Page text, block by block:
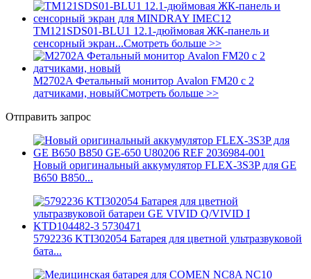
TM121SDS01-BLU1 12.1-дюймовая ЖК-панель и
сенсорный экран...Смотреть больше >>
M2702A Фетальный монитор Avalon FM20 с 2
датчиками, новыйСмотреть больше >>
Отправить запрос
Новый оригинальный аккумулятор FLEX-3S3P для GE
B650 B850...
5792236 KTI302054 Батарея для цветной ультразвуковой
бата...